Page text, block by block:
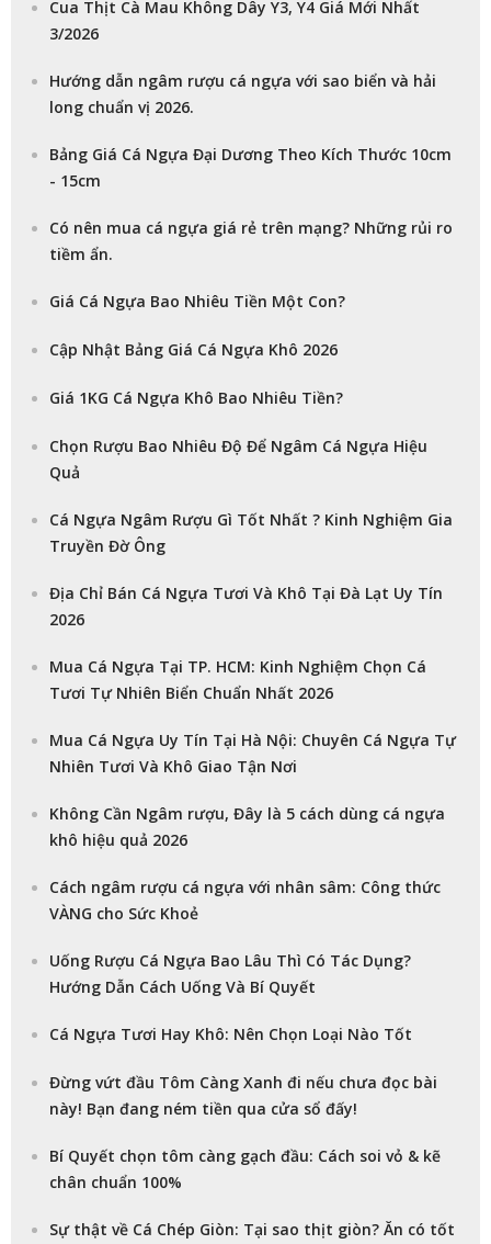
Cua Thịt Cà Mau Không Dây Y3, Y4 Giá Mới Nhất
3/2026
Hướng dẫn ngâm rượu cá ngựa với sao biển và hải
long chuẩn vị 2026.
Bảng Giá Cá Ngựa Đại Dương Theo Kích Thước 10cm
- 15cm
Có nên mua cá ngựa giá rẻ trên mạng? Những rủi ro
tiềm ẩn.
Giá Cá Ngựa Bao Nhiêu Tiền Một Con?
Cập Nhật Bảng Giá Cá Ngựa Khô 2026
Giá 1KG Cá Ngựa Khô Bao Nhiêu Tiền?
Chọn Rượu Bao Nhiêu Độ Để Ngâm Cá Ngựa Hiệu
Quả
Cá Ngựa Ngâm Rượu Gì Tốt Nhất ? Kinh Nghiệm Gia
Truyền Đờ Ông
Địa Chỉ Bán Cá Ngựa Tươi Và Khô Tại Đà Lạt Uy Tín
2026
Mua Cá Ngựa Tại TP. HCM: Kinh Nghiệm Chọn Cá
Tươi Tự Nhiên Biển Chuẩn Nhất 2026
Mua Cá Ngựa Uy Tín Tại Hà Nội: Chuyên Cá Ngựa Tự
Nhiên Tươi Và Khô Giao Tận Nơi
Không Cần Ngâm rượu, Đây là 5 cách dùng cá ngựa
khô hiệu quả 2026
Cách ngâm rượu cá ngựa với nhân sâm: Công thức
VÀNG cho Sức Khoẻ
Uống Rượu Cá Ngựa Bao Lâu Thì Có Tác Dụng?
Hướng Dẫn Cách Uống Và Bí Quyết
Cá Ngựa Tươi Hay Khô: Nên Chọn Loại Nào Tốt
Đừng vứt đầu Tôm Càng Xanh đi nếu chưa đọc bài
này! Bạn đang ném tiền qua cửa sổ đấy!
Bí Quyết chọn tôm càng gạch đầu: Cách soi vỏ & kẽ
chân chuẩn 100%
Sự thật về Cá Chép Giòn: Tại sao thịt giòn? Ăn có tốt